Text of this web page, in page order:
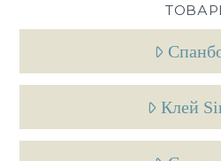
Клей